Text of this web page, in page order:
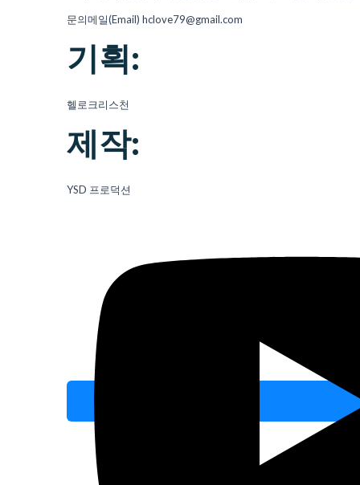
문의메일(Email) hclove79@gmail.com
기획:
헬로크리스천
제작:
YSD 프로덕션